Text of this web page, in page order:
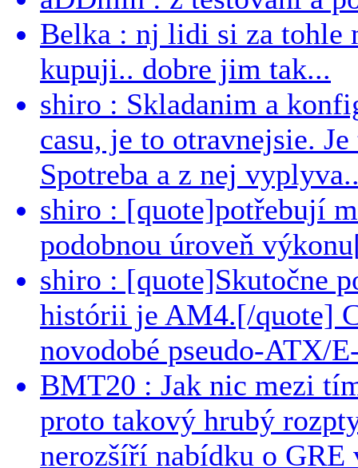
Belka : nj lidi si za tohle
kupuji.. dobre jim tak...
shiro : Skladanim a
casu, je to otravnejsie.
Spotreba a z nej
shiro : [quote]potřebují
podobnou úroveň
shiro : [quote]Skutočne
histórii je AM4.[/quote]
novodobé pseudo-ATX/
BMT20 : Jak nic mezi
proto takový hrubý
nerozšíří nabídku o GRE